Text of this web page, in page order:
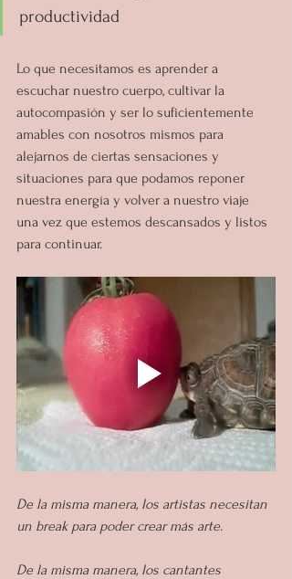
productividad
Lo que necesitamos es aprender a
escuchar nuestro cuerpo, cultivar la
autocompasión y ser lo suficientemente
amables con nosotros mismos para
alejarnos de ciertas sensaciones y
situaciones para que podamos reponer
nuestra energía y volver a nuestro viaje
una vez que estemos descansados y listos
para continuar.
De la misma manera, los artistas necesitan
un break para poder crear más arte.
De la misma manera, los cantantes